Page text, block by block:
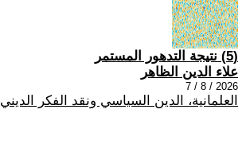
(5) نتيجة التدهور المستمر
علاء الدين الظاهر
2026 / 8 / 7
العلمانية، الدين السياسي ونقد الفكر الديني